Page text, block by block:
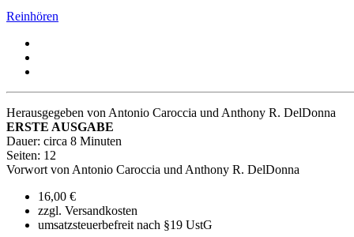
Reinhören
Herausgegeben von Antonio Caroccia und Anthony R. DelDonna
ERSTE AUSGABE
Dauer: circa 8 Minuten
Seiten: 12
Vorwort von Antonio Caroccia und Anthony R. DelDonna
16,00 €
zzgl. Versandkosten
umsatzsteuerbefreit nach §19 UstG